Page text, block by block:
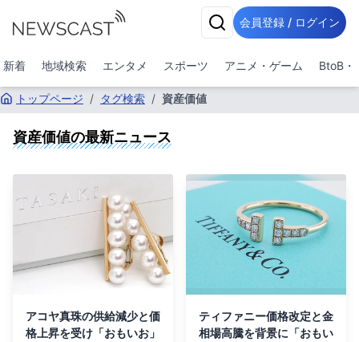
会員登録 / ログイン
新着 地域検索 エンタメ スポーツ アニメ・ゲーム BtoB・
トップページ / タグ検索 / 資産価値
資産価値の最新ニュース
アコヤ真珠の供給減少と価
格上昇を受け「おもいお」
ティファニー価格改定と金
相場高騰を背景に「おもい